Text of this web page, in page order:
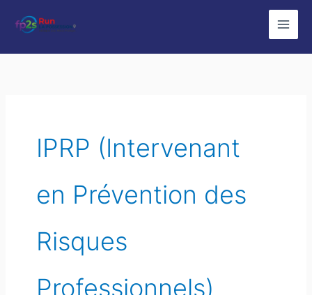
IPRP (Intervenant
en Prévention des
Risques
Professionnels)